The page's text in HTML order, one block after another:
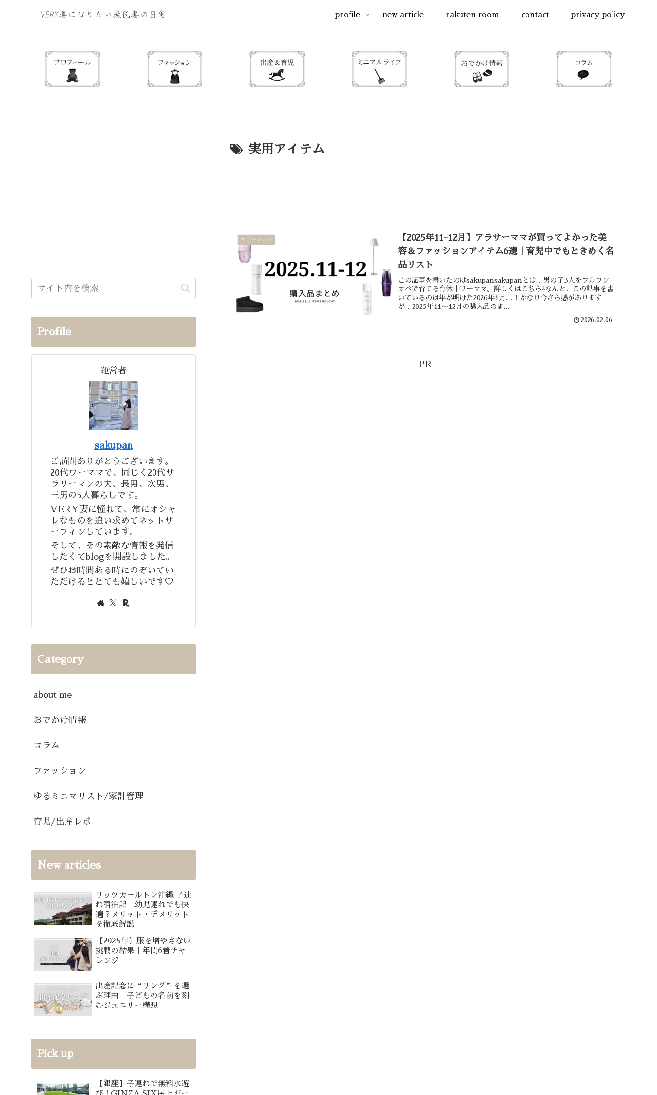
profile new article rakuten room contact privacy policy
実用アイテム
ファッション
【2025年11-12月】アラサーママが買ってよかった美
容＆ファッションアイテム6選｜育児中でもときめく名
品リスト
この記事を書いたのはsakupansakupanとは…男の子3人をフルワン
オペで育てる育休中ワーママ。詳しくはこちら⇩なんと、この記事を書
いているのは年が明けた2026年1月…！かなり今さら感があります
が…2025年11〜12月の購入品のま...
2026.02.06
PR
Profile
運営者
sakupan
ご訪問ありがとうございます。
20代ワーママで、同じく20代サ
ラリーマンの夫、長男、次男、
三男の5人暮らしです。
VERY妻に憧れて、常にオシャ
レなものを追い求めてネットサ
ーフィンしています。
そして、その素敵な情報を発信
したくてblogを開設しました。
ぜひお時間ある時にのぞいてい
ただけるととても嬉しいです♡
Category
about me
おでかけ情報
コラム
ファッション
ゆるミニマリスト/家計管理
育児/出産レポ
New articles
リッツカールトン沖縄 子連
れ宿泊記｜幼児連れでも快
適？メリット・デメリット
を徹底解説
【2025年】服を増やさない
挑戦の結果｜年間6着チャ
レンジ
出産記念に“リング”を選
ぶ理由｜子どもの名前を刻
むジュエリー構想
Pick up
【銀座】子連れで無料水遊